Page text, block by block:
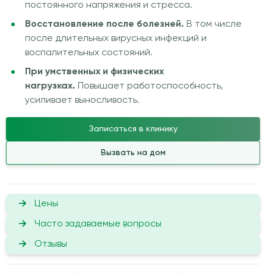
постоянного напряжения и стресса.
Восстановление после болезней. В том числе
после длительных вирусных инфекций и
воспалительных состояний.
При умственных и физических
нагрузках. Повышает работоспособность,
усиливает выносливость.
Записаться в клинику
Вызвать на дом
Цены
Часто задаваемые вопросы
Отзывы